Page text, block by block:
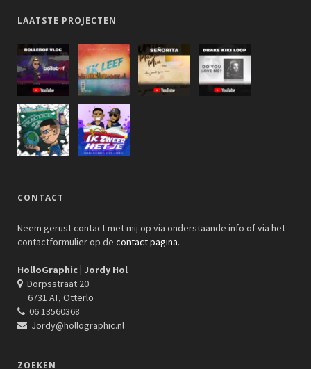
LAATSTE PROJECTEN
CONTACT
Neem gerust contact met mij op via onderstaande info of via het
contactformulier op de contact pagina.
HolloGraphic | Jordy Hol
Dorpsstraat 20
6731 AT, Otterlo
06 13560368
Jordy@hollographic.nl
ZOEKEN